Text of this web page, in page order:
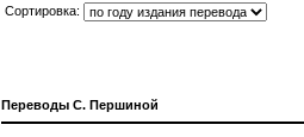
Сортировка:
Переводы С. Першиной